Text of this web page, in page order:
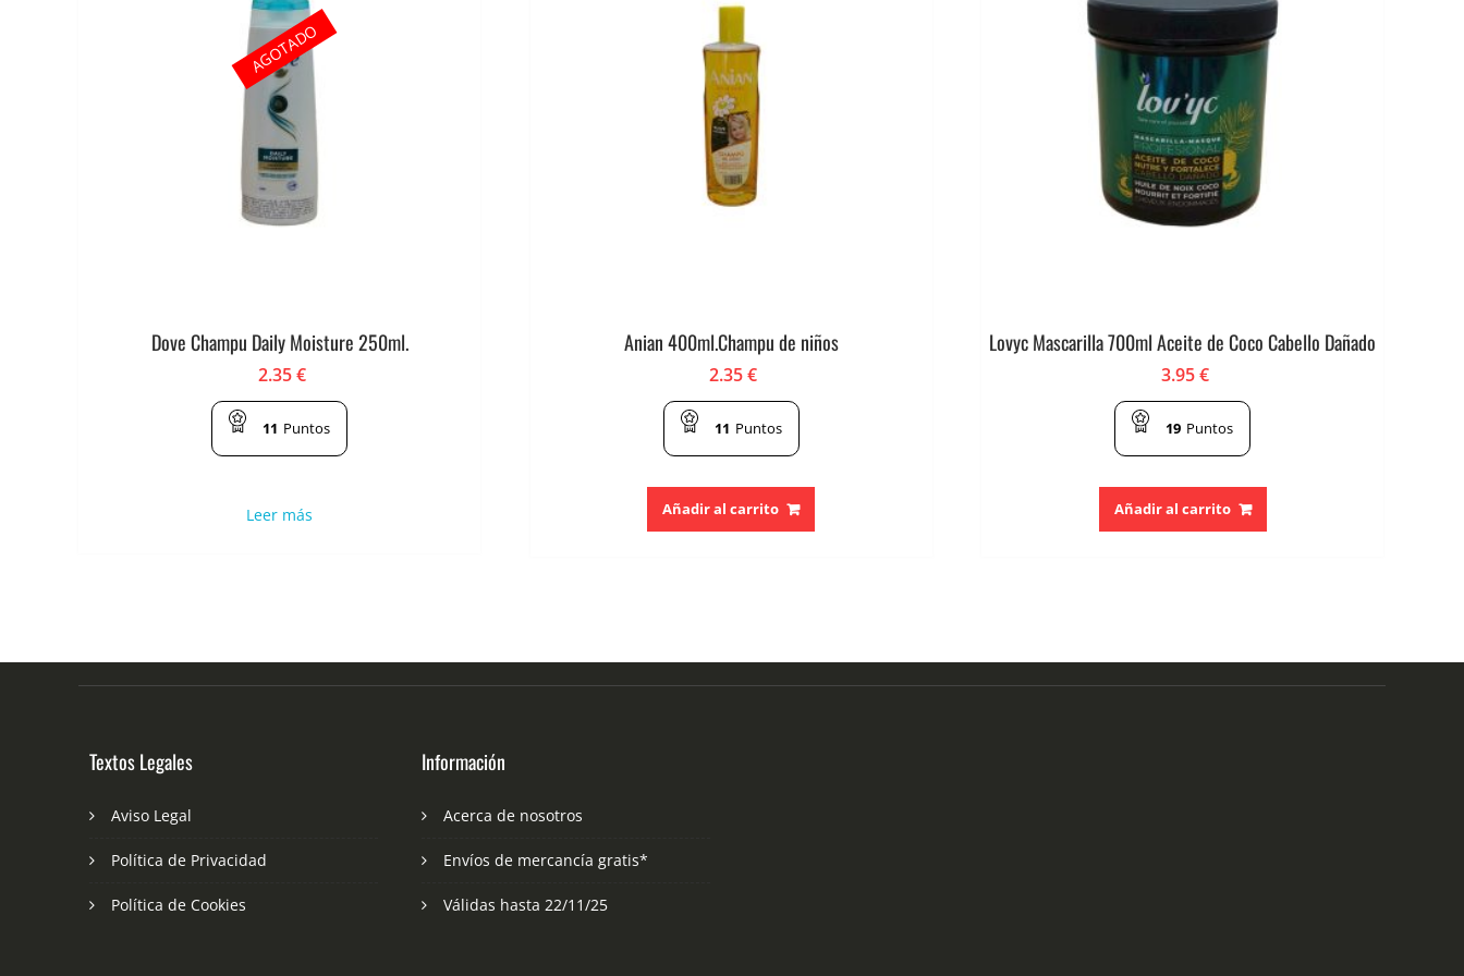
Dove Champu Daily Moisture 250ml.
2.35€
11 Puntos
Leer más
AGOTADO
Anian 400ml.Champu de niños
2.35€
11 Puntos
Añadir al carrito
Lovyc Mascarilla 700ml Aceite de Coco Cabello Dañado
3.95€
19 Puntos
Añadir al carrito
Textos Legales
Aviso Legal
Política de Privacidad
Política de Cookies
Información
Acerca de nosotros
Envíos de mercancía gratis*
Válidas hasta 22/11/25